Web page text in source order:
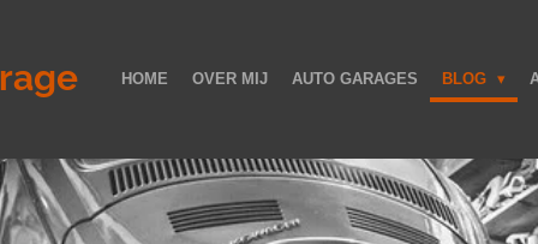
HOME OVER MIJ AUTO GARAGES BLOG